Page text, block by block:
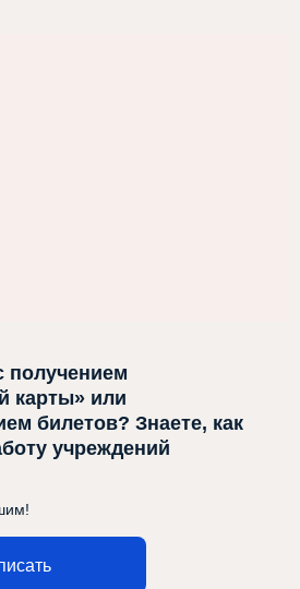
получением
карты» или
билетов? Знаете, как
учреждений